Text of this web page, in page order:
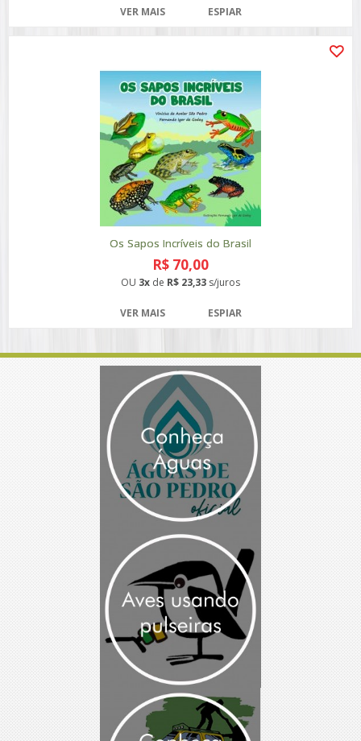
VER MAIS ESPIAR
Os Sapos Incríveis do Brasil
R$ 70,00
OU 3x de R$ 23,33 s/juros
VER MAIS ESPIAR